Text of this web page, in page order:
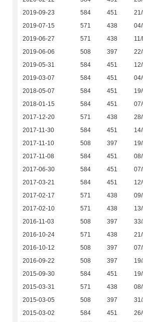
2019-09-23
584 451
2019-07-15
571 438
2019-06-27
571 438
2019-06-06
508 397
2019-05-31
584 451
2019-03-07
584 451
2018-05-07
584 451
2018-01-15
584 451
2017-12-20
571 438
2017-11-30
584 451
2017-11-10
508 397
2017-11-08
584 451
2017-06-30
584 451
2017-03-21
584 451
2017-02-17
571 438
2017-02-10
571 438
2016-11-03
508 397
2016-10-24
571 438
2016-10-12
508 397
2016-09-22
508 397
2015-09-30
584 451
2015-03-31
571 438
2015-03-05
508 397
2015-03-02
584 451